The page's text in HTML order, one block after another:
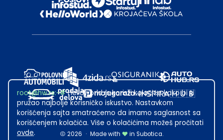
2026 · Made with
in Subotica.
root@hw.rs:~#Helloworld.rs koristi kolačiće kako bi ti
pružao najbolje korisničko iskustvo. Nastavkom
korišćenja sajta smatraćemo da imamo saglasnost sa
korišćenjem kolačića. Više o kolačićima možeš pročitati
ovde.